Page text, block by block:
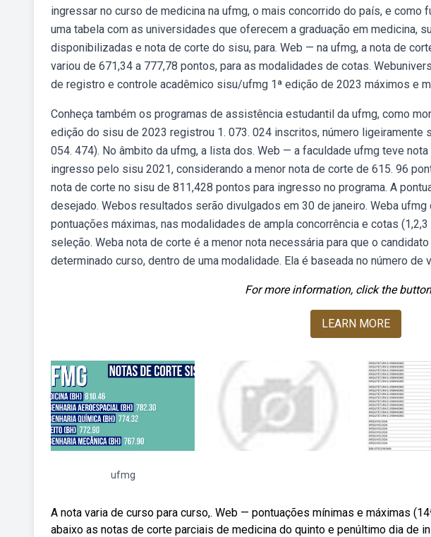
ingressar no curso de medicina na ufmg, o mais concorrido do país, e como
uma tabela com as universidades que oferecem a graduação em medicina,
disponibilizadas e nota de corte do sisu, para. Web — na ufmg, a nota de
variou de 671,34 a 777,78 pontos, para as modalidades de cotas.
de registro e controle acadêmico sisu/ufmg 1ª edição de 2023 máximos e
Conheça também os programas de assistência estudantil da ufmg, como
edição do sisu de 2023 registrou 1. 073. 024 inscritos, número ligeiramente
054. 474). No âmbito da ufmg, a lista dos. Web — a faculdade ufmg teve
ingresso pelo sisu 2021, considerando a menor nota de corte de 615. 96
nota de corte no sisu de 811,428 pontos para ingresso no programa. A
desejado. Webos resultados serão divulgados em 30 de janeiro. Weba
pontuações máximas, nas modalidades de ampla concorrência e cotas
seleção. Weba nota de corte é a menor nota necessária para que o
determinado curso, dentro de uma modalidade. Ela é baseada no número
For more information, click the
LEARN MORE
ufmg
A nota varia de curso para curso,. Web — pontuações mínimas e máximas
abaixo as notas de corte parciais de medicina do quinto e penúltimo dia de